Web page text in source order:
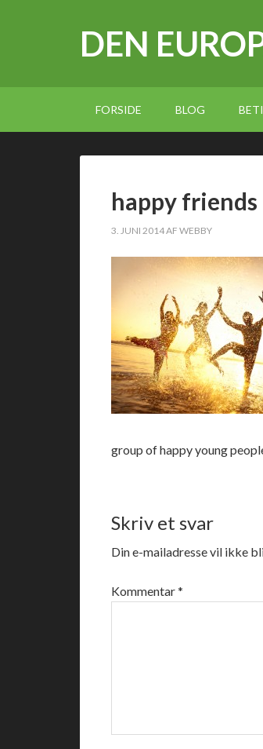
DEN
FORSIDE BLOG
happy
3. JUNI 2014AF WEBBY
group of happy young
Skriv et svar
Din e-mailadresse vil ikke
Kommentar*